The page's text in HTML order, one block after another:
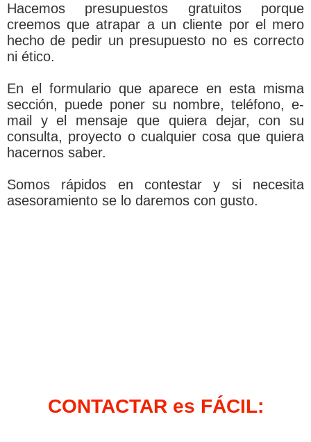
Hacemos presupuestos gratuitos porque
creemos que atrapar a un cliente por el mero
hecho de pedir un presupuesto no es correcto
ni ético.
En el formulario que aparece en esta misma
sección, puede poner su nombre, teléfono, e-
mail y el mensaje que quiera dejar, con su
consulta, proyecto o cualquier cosa que quiera
hacernos saber.
Somos rápidos en contestar y si necesita
asesoramiento se lo daremos con gusto.
CONTACTAR es FÁCIL: